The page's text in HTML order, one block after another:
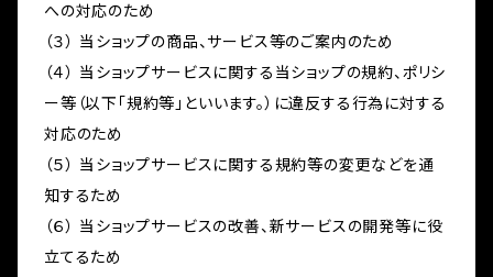
への対応のため
（３） 当ショップの商品、サービス等のご案内のため
（４） 当ショップサービスに関する当ショップの規約、ポリシ
ー等（以下「規約等」といいます。）に違反する行為に対する
対応のため
（５） 当ショップサービスに関する規約等の変更などを通
知するため
（６） 当ショップサービスの改善、新サービスの開発等に役
立てるため